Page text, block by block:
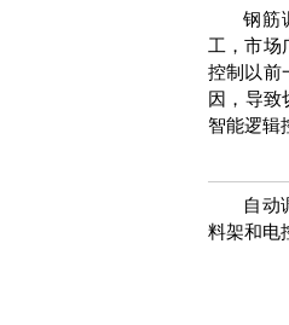
钢筋
工，市场
控制以前
因，导致
智能逻辑
自动
料架和电